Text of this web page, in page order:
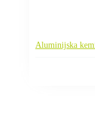
Aluminijska